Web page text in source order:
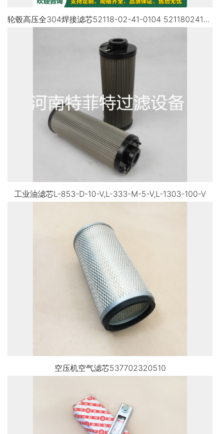
轮毂高压全304焊接滤芯52118-02-41-0104 5211802410104
工业油滤芯L-853-D-10-V,L-333-M-5-V,L-1303-100-V
空压机空气滤芯537702320510